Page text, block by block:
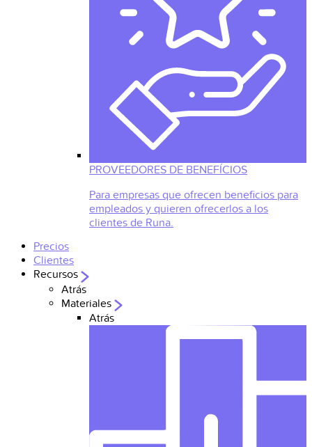
PROVEEDORES DE BENEFÍCIOS
Para empresas que ofrecen beneficios para
empleados y quieren ofrecerlos a los
clientes de Runa.
Precios
Clientes
Recursos
Atrás
Materiales
Atrás